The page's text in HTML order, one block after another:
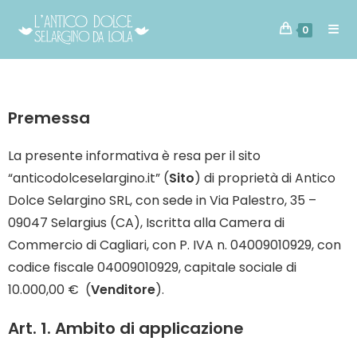
0
Premessa
La presente informativa è resa per il sito
“anticodolceselargino.it” (Sito) di proprietà di Antico
Dolce Selargino SRL, con sede in Via Palestro, 35 –
09047 Selargius (CA), Iscritta alla Camera di
Commercio di Cagliari, con P. IVA n. 04009010929, con
codice fiscale 04009010929, capitale sociale di
10.000,00 € (Venditore).
Art. 1. Ambito di applicazione